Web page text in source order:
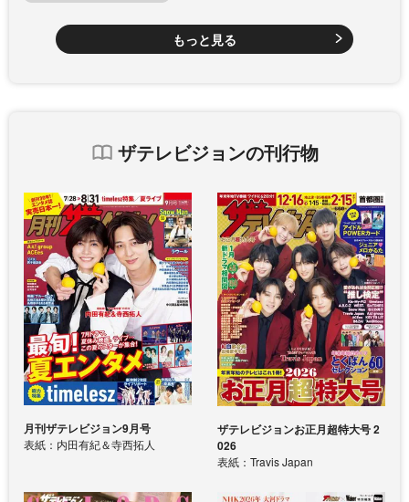
もっと見る
ザテレビジョンの刊行物
月刊ザテレビジョン9月号
表紙：内田有紀＆寺西拓人
ザテレビジョンお正月超特大号 2
026
表紙：Travis Japan